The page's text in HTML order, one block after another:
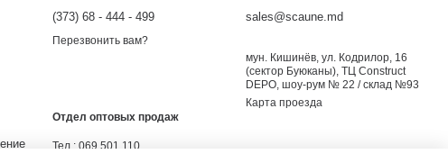
(373) 68 - 444 - 499
Перезвонить вам?
sales@scaune.md
мун. Кишинёв, ул. Кодрилор, 16
(сектор Буюканы), ТЦ Construct
DEPO, шоу-рум № 22 / склад №93
Карта проезда
Отдел оптовых продаж
Тел.: 069 501 110